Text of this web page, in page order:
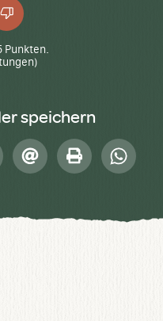
Daumen
runter
Punkten.
speichern
E-
Mail
Drucken